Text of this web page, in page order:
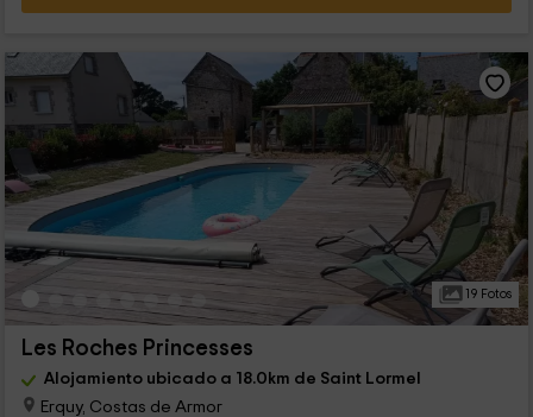
19 Fotos
Les Roches Princesses
Alojamiento ubicado a 18.0km de Saint Lormel
Erquy, Costas de Armor